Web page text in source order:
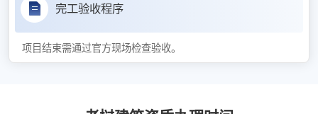
完工验收程序
项目结束需通过官方现场检查验收。